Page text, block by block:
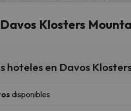
encontrado ningún resultado
Klosters
hoteles en Davos
disponibles